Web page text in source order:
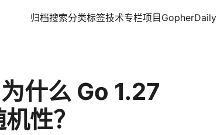
归档搜索分类标签技术专栏项目 GopherDaily
什么 Go 1.27
性？